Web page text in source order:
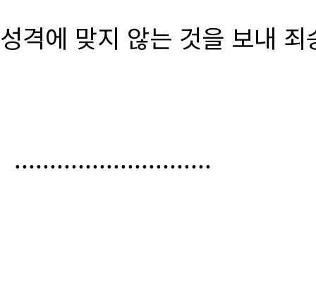
성격에 맞지 않는 것을 보내
............................